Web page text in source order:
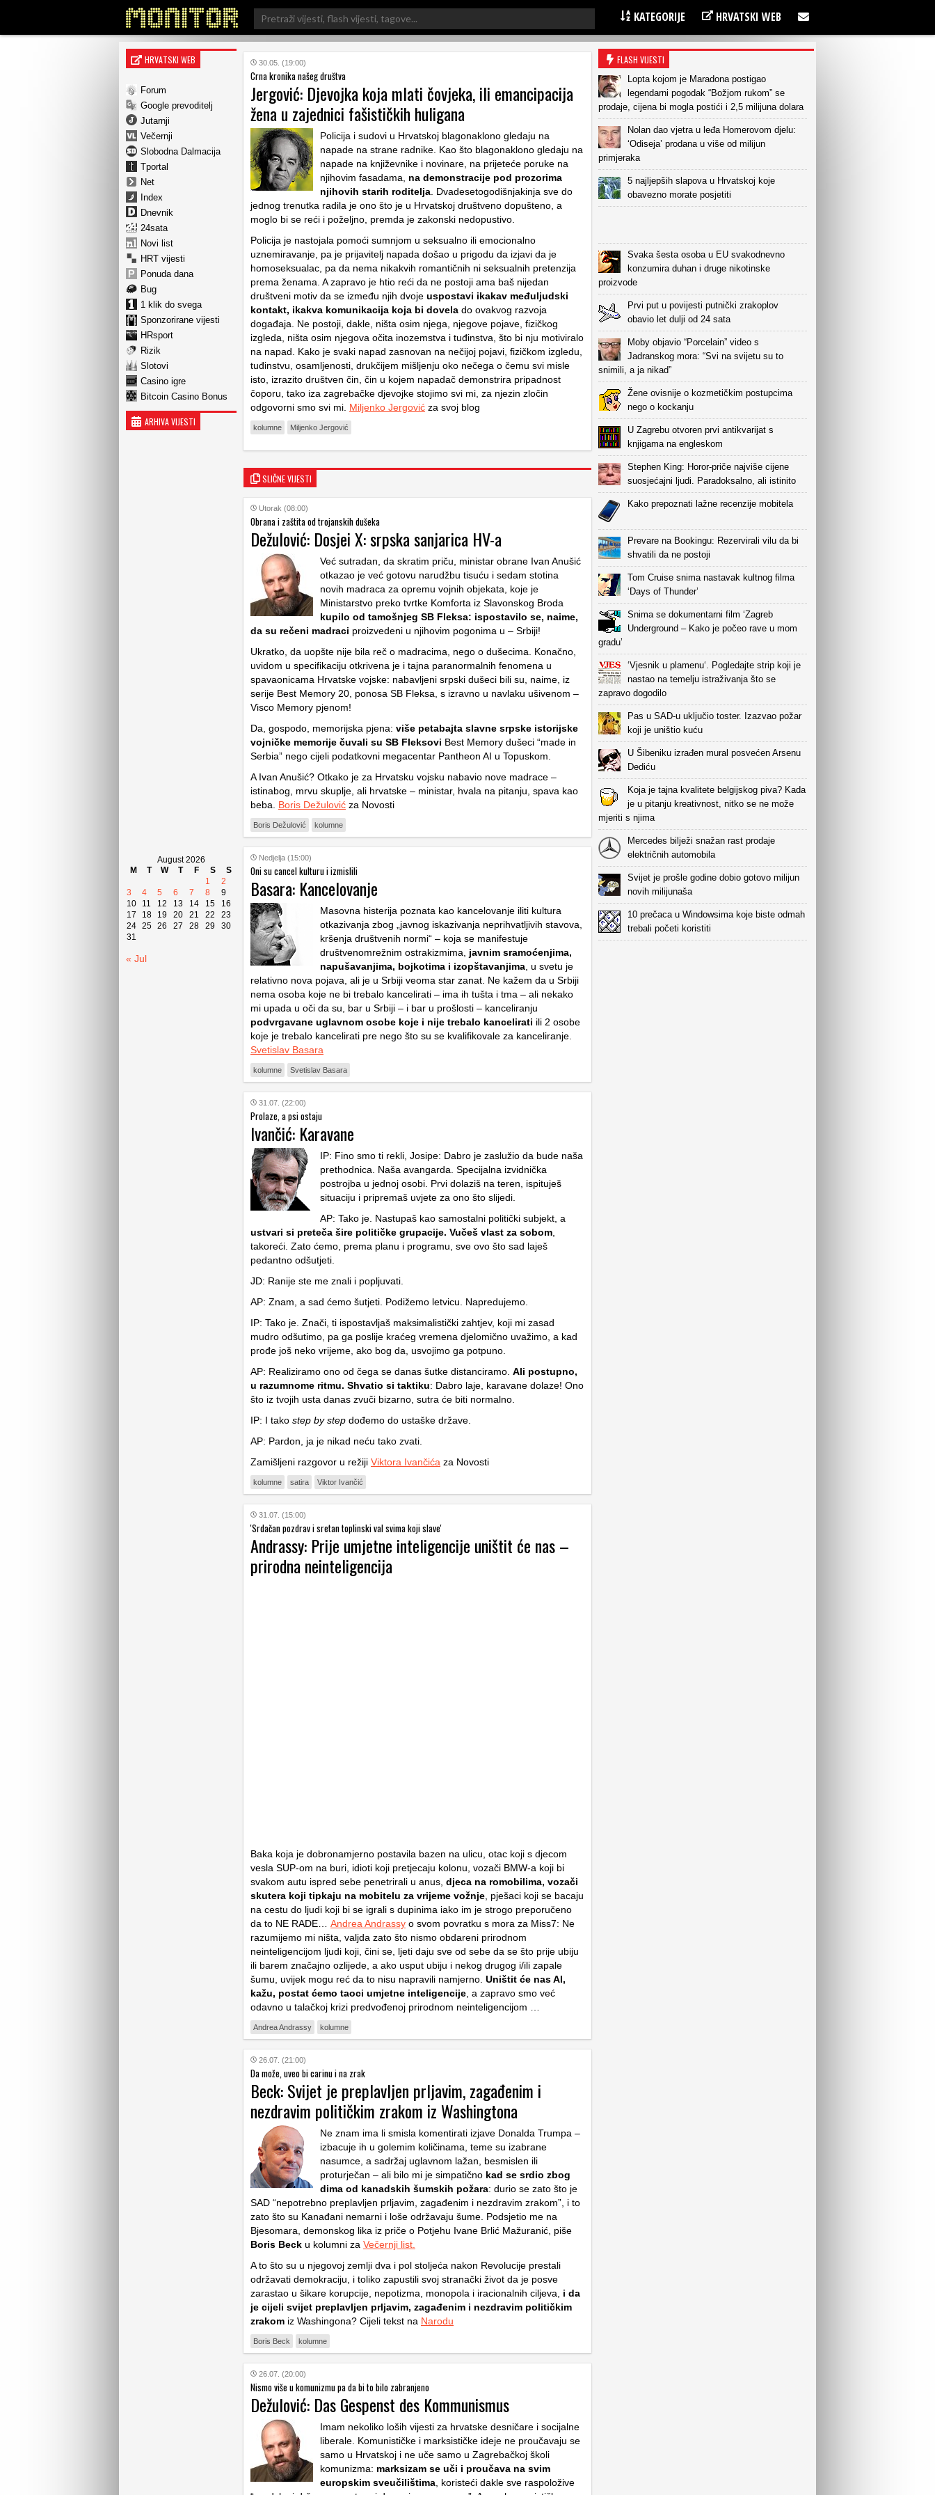
Search
for:
KATEGORIJE HRVATSKI WEB
HRVATSKI WEB
Forum
Google prevoditelj
Jutarnji
Večernji
Slobodna Dalmacija
Tportal
Net
Index
Dnevnik
24sata
Novi list
HRT vijesti
Ponuda dana
Bug
1 klik do svega
Sponzorirane vijesti
HRsport
Rizik
Slotovi
Casino igre
Bitcoin Casino Bonus
ARHIVA VIJESTI
August 2026
M
T W T F S
S
1
2
3
4 5 6 7 8
9
10
11 12 13 14 15
16
17
18 19 20 21 22
23
24 25 26 27 28 29
30
31
« Jul
30.05. (19:00)
Crna kronika našeg društva
Jergović: Djevojka koja mlati čovjeka, ili emancipacija
žena u zajednici fašističkih huligana
Policija i sudovi u Hrvatskoj blagonaklono gledaju na
napade na strane radnike. Kao što blagonaklono gledaju na
napade na književnike i novinare, na prijeteće poruke na
njihovim fasadama, na demonstracije pod prozorima
njihovih starih roditelja . Dvadesetogodišnjakinja sve do
jednog trenutka radila je ono što je u Hrvatskoj društveno dopušteno, a
moglo bi se reći i poželjno, premda je zakonski nedopustivo.
Policija je nastojala pomoći sumnjom u seksualno ili emocionalno
uznemiravanje, pa je prijavitelj napada došao u prigodu da izjavi da je
homoseksualac, pa da nema nikakvih romantičnih ni seksualnih pretenzija
prema ženama. A zapravo je htio reći da ne postoji ama baš nijedan
društveni motiv da se između njih dvoje uspostavi ikakav međuljudski
kontakt, ikakva komunikacija koja bi dovela do ovakvog razvoja
događaja. Ne postoji, dakle, ništa osim njega, njegove pojave, fizičkog
izgleda, ništa osim njegova očita inozemstva i tuđinstva, što bi nju motiviralo
na napad. Kako je svaki napad zasnovan na nečijoj pojavi, fizičkom izgledu,
tuđinstvu, osamljenosti, drukčijem mišljenju oko nečega o čemu svi misle
isto, izrazito društven čin, čin u kojem napadač demonstrira pripadnost
čoporu, tako iza zagrebačke djevojke stojimo svi mi, za njezin zločin
odgovorni smo svi mi. Miljenko Jergović za svoj blog
kolumne Miljenko Jergović
SLIČNE VIJESTI
Utorak (08:00)
Obrana i zaštita od trojanskih dušeka
Dežulović: Dosjei X: srpska sanjarica HV-a
Već sutradan, da skratim priču, ministar obrane Ivan Anušić
otkazao je već gotovu narudžbu tisuću i sedam stotina
novih madraca za opremu vojnih objekata, koje je
Ministarstvo preko tvrtke Komforta iz Slavonskog Broda
kupilo od tamošnjeg SB Fleksa: ispostavilo se, naime,
da su rečeni madraci proizvedeni u njihovim pogonima u – Srbiji!
Ukratko, da uopšte nije bila reč o madracima, nego o dušecima. Konačno,
uvidom u specifikaciju otkrivena je i tajna paranormalnih fenomena u
spavaonicama Hrvatske vojske: nabavljeni srpski dušeci bili su, naime, iz
serije Best Memory 20, ponosa SB Fleksa, s izravno u navlaku ušivenom –
Visco Memory pjenom!
Da, gospodo, memorijska pjena: više petabajta slavne srpske istorijske
vojničke memorije čuvali su SB Fleksovi Best Memory dušeci “made in
Serbia” nego cijeli podatkovni megacentar Pantheon AI u Topuskom.
A Ivan Anušić? Otkako je za Hrvatsku vojsku nabavio nove madrace –
istinabog, mrvu skuplje, ali hrvatske – ministar, hvala na pitanju, spava kao
beba. Boris Dežulović za Novosti
Boris Dežulović kolumne
Nedjelja (15:00)
Oni su cancel kulturu i izmislili
Basara: Kancelovanje
Masovna histerija poznata kao kancelovanje iliti kultura
otkazivanja zbog „javnog iskazivanja neprihvatljivih stavova,
kršenja društvenih normi“ – koja se manifestuje
društvenomrežnim ostrakizmima, javnim sramoćenjima,
napušavanjima, bojkotima i izopštavanjima , u svetu je
relativno nova pojava, ali je u Srbiji veoma star zanat. Ne kažem da u Srbiji
nema osoba koje ne bi trebalo kancelirati – ima ih tušta i tma – ali nekako
mi upada u oči da su, bar u Srbiji – i bar u prošlosti – kanceliranju
podvrgavane uglavnom osobe koje i nije trebalo kancelirati ili 2 osobe
koje je trebalo kancelirati pre nego što su se kvalifikovale za kanceliranje.
Svetislav Basara
kolumne Svetislav Basara
31.07. (22:00)
Prolaze, a psi ostaju
Ivančić: Karavane
IP: Fino smo ti rekli, Josipe: Dabro je zaslužio da bude naša
prethodnica. Naša avangarda. Specijalna izvidnička
postrojba u jednoj osobi. Prvi dolaziš na teren, ispituješ
situaciju i pripremaš uvjete za ono što slijedi.
AP: Tako je. Nastupaš kao samostalni politički subjekt, a
ustvari si preteča šire političke grupacije. Vučeš vlast za sobom
takoreći. Zato ćemo, prema planu i programu, sve ovo što sad laješ
pedantno odšutjeti.
JD: Ranije ste me znali i popljuvati.
AP: Znam, a sad ćemo šutjeti. Podižemo letvicu. Napredujemo.
IP: Tako je. Znači, ti ispostavljaš maksimalistički zahtjev, koji mi zasad
mudro odšutimo, pa ga poslije kraćeg vremena djelomično uvažimo, a kad
prođe još neko vrijeme, ako bog da, usvojimo ga potpuno.
AP: Realiziramo ono od čega se danas šutke distanciramo. Ali postupno,
u razumnome ritmu. Shvatio si taktiku: Dabro laje, karavane dolaze! Ono
što iz tvojih usta danas zvuči bizarno, sutra će biti normalno.
IP: I tako step by step dođemo do ustaške države.
AP: Pardon, ja je nikad neću tako zvati.
Zamišljeni razgovor u režiji Viktora Ivančića za Novosti
kolumne satira Viktor Ivančić
31.07. (15:00)
'Srdačan pozdrav i sretan toplinski val svima koji slave'
Andrassy: Prije umjetne inteligencije uništit će nas –
prirodna neinteligencija
Baka koja je dobronamjerno postavila bazen na ulicu, otac koji s djecom
vesla SUP-om na buri, idioti koji pretjecaju kolonu, vozači BMW-a koji bi
svakom autu ispred sebe penetrirali u anus, djeca na romobilima, vozači
skutera koji tipkaju na mobitelu za vrijeme vožnje , pješaci koji se bacaju
na cestu do ljudi koji bi se igrali s dupinima iako im je strogo preporučeno
da to NE RADE… Andrea Andrassy o svom povratku s mora za Miss7: Ne
razumijemo mi ništa, valjda zato što nismo obdareni prirodnom
neinteligencijom ljudi koji, čini se, ljeti daju sve od sebe da se što prije ubiju
ili barem značajno ozlijede, a ako usput ubiju i nekog drugog i/ili zapale
šumu, uvijek mogu reć da to nisu napravili namjerno. Uništit će nas AI,
kažu, postat ćemo taoci umjetne inteligencije , a zapravo smo već
odavno u talačkoj krizi predvođenoj prirodnom neinteligencijom …
Andrea Andrassy kolumne
26.07. (21:00)
Da može, uveo bi carinu i na zrak
Beck: Svijet je preplavljen prljavim, zagađenim i
nezdravim političkim zrakom iz Washingtona
Ne znam ima li smisla komentirati izjave Donalda Trumpa –
izbacuje ih u golemim količinama, teme su izabrane
nasumce, a sadržaj uglavnom lažan, besmislen ili
proturječan – ali bilo mi je simpatično kad se srdio zbog
dima od kanadskih šumskih požara: durio se zato što je
SAD “nepotrebno preplavljen prljavim, zagađenim i nezdravim zrakom”, i to
zato što su Kanađani nemarni i loše održavaju šume. Podsjetio me na
Bjesomara, demonskog lika iz priče o Potjehu Ivane Brlić Mažuranić, piše
Boris Beck u kolumni za Večernji list.
A to što su u njegovoj zemlji dva i pol stoljeća nakon Revolucije prestali
održavati demokraciju, i toliko zapustili svoj stranački život da je posve
zarastao u šikare korupcije, nepotizma, monopola i iracionalnih ciljeva, i da
je cijeli svijet preplavljen prljavim, zagađenim i nezdravim političkim
zrakom iz Washingona? Cijeli tekst na Narodu
Boris Beck kolumne
26.07. (20:00)
Nismo više u komunizmu pa da bi to bilo zabranjeno
Dežulović: Das Gespenst des Kommunismus
Imam nekoliko loših vijesti za hrvatske desničare i socijalne
liberale. Komunističke i marksističke ideje ne proučavaju se
samo u Hrvatskoj i ne uče samo u Zagrebačkoj školi
komunizma: marksizam se uči i proučava na svim
europskim sveučilištima , koristeći dakle sve raspoložive
FLASH VIJESTI
Lopta kojom je Maradona postigao
legendarni pogodak “Božjom rukom” se
prodaje, cijena bi mogla postići i 2,5 milijuna dolara
Nolan dao vjetra u leđa Homerovom djelu:
‘Odiseja’ prodana u više od milijun
primjeraka
5 najljepših slapova u Hrvatskoj koje
obavezno morate posjetiti
Svaka šesta osoba u EU svakodnevno
konzumira duhan i druge nikotinske
proizvode
Prvi put u povijesti putnički zrakoplov
obavio let dulji od 24 sata
Moby objavio “Porcelain” video s
Jadranskog mora: “Svi na svijetu su to
snimili, a ja nikad”
Žene ovisnije o kozmetičkim postupcima
nego o kockanju
U Zagrebu otvoren prvi antikvarijat s
knjigama na engleskom
Stephen King: Horor-priče najviše cijene
suosjećajni ljudi. Paradoksalno, ali istinito
Kako prepoznati lažne recenzije mobitela
Prevare na Bookingu: Rezervirali vilu da bi
shvatili da ne postoji
Tom Cruise snima nastavak kultnog filma
‘Days of Thunder’
Snima se dokumentarni film ‘Zagreb
Underground – Kako je počeo rave u mom
gradu’
‘Vjesnik u plamenu‘. Pogledajte strip koji je
nastao na temelju istraživanja što se
zapravo dogodilo
Pas u SAD-u uključio toster. Izazvao požar
koji je uništio kuću
U Šibeniku izrađen mural posvećen Arsenu
Dediću
Koja je tajna kvalitete belgijskog piva? Kada
je u pitanju kreativnost, nitko se ne može
mjeriti s njima
Mercedes bilježi snažan rast prodaje
električnih automobila
Svijet je prošle godine dobio gotovo milijun
novih milijunaša
10 prečaca u Windowsima koje biste odmah
trebali početi koristiti